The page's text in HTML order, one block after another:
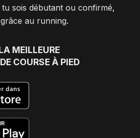
sois débutant ou confirmé,
au running.
MEILLEURE
COURSE À PIED